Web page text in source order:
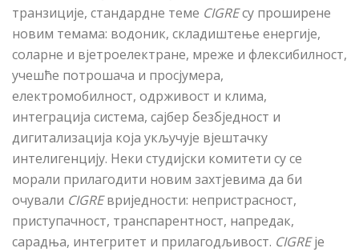
транзиције, стандардне теме CIGREсу проширене
новим темама: водоник, складиштење енергије,
соларне и вјетроелектране, мреже и флексибилност,
учешће потрошача и просјумера,
електромобилност, одрживост и клима,
интеграција система, сајбер безбједност и
дигитализација која укључује вјештачку
интелигенцију. Неки студијски комитети су се
морали прилагодити новим захтјевима да би
очували CIGREвриједности: непристрасност,
приступачност, транспарентност, напредак,
сарадња, интегритет и прилагодљивост. CIGREје